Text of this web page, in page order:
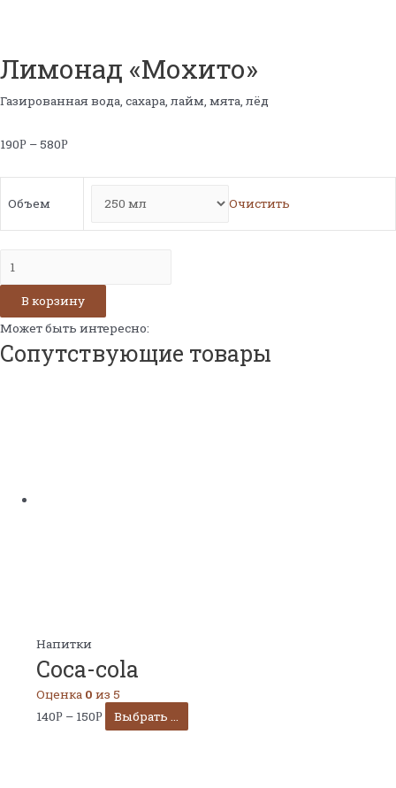
Лимонад «Мохито»
Газированная вода, сахара, лайм, мята, лёд
190Р – 580Р
Объем Очистить
«Мохито»
В корзину
Может быть интересно:
Сопутствующие товары
Напитки
Coca-cola
Оценка 0 из 5
140Р – 150Р Выбрать ...